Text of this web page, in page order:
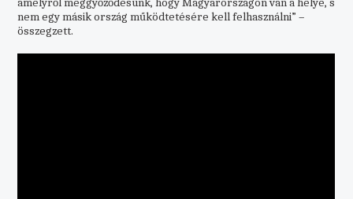
nem egy másik ország működtetésére kell felhasználni” –
összegzett.